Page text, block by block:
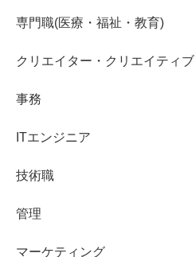
専門職(医療・福祉・教育)
クリエイター・クリエイティブ
事務
ITエンジニア
技術職
管理
マーケティング